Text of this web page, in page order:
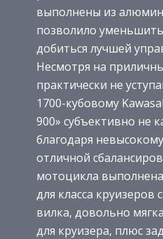
выполнены из
позволило
добиться лучшей
Несмотря на
практически не
1700-кубовому
900» субъективно не
благодаря
отличной
мотоцикла
для класса круизеров
вилка, довольно
для круизера, плюс